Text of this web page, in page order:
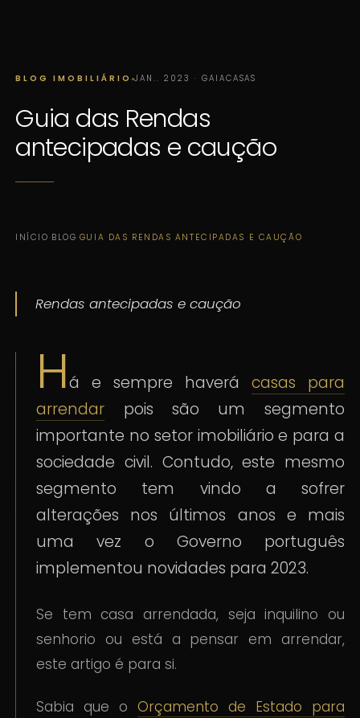
BLOG IMOBILIÁRIO JAN.. 2023 · GAIACASAS
Guia das Rendas
antecipadas e caução
INÍCIO·BLOG·GUIA DAS RENDAS ANTECIPADAS E CAUÇÃO
Rendas antecipadas e caução
Há e sempre haverá casas para
arrendar pois são um segmento
importante no setor imobiliário e para a
sociedade civil. Contudo, este mesmo
segmento tem vindo a sofrer
alterações nos últimos anos e mais
uma vez o Governo português
implementou novidades para 2023.
Se tem casa arrendada, seja inquilino ou
senhorio ou está a pensar em arrendar,
este artigo é para si.
Sabia que o Orçamento de Estado para